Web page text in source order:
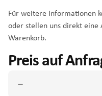
Für weitere Informationen
oder stellen uns direkt eine
Warenkorb.
Preis auf